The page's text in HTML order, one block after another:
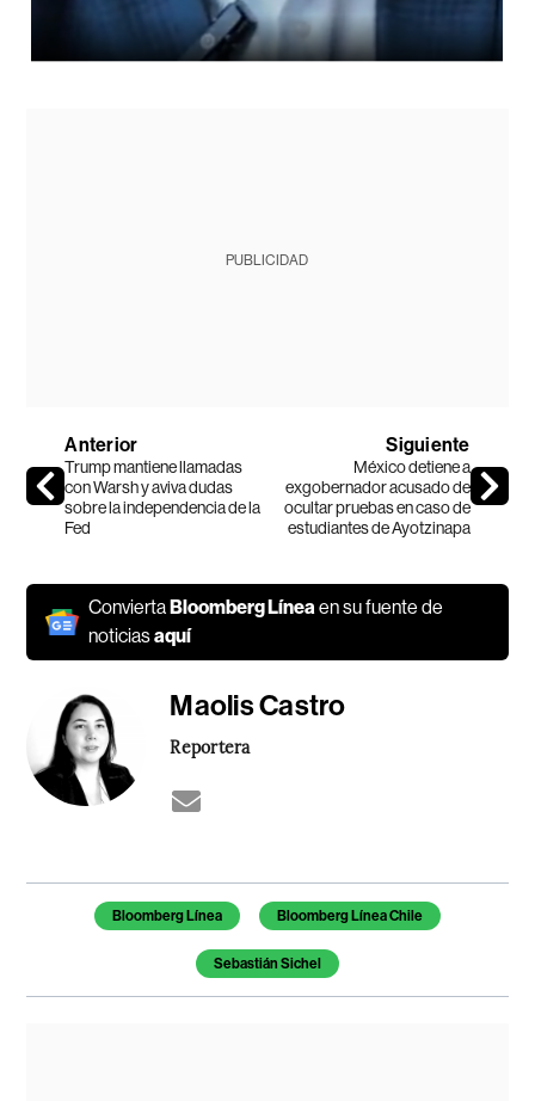
PUBLICIDAD
Anterior
Trump mantiene llamadas
con Warsh y aviva dudas
sobre la independencia de la
Fed
Siguiente
México detiene a
exgobernador acusado de
ocultar pruebas en caso de
estudiantes de Ayotzinapa
ConviertaBloomberg Líneaen su fuente de
noticiasaquí
Maolis Castro
Reportera
Temas de este artículo
Bloomberg Línea Bloomberg Línea Chile
Sebastián Sichel